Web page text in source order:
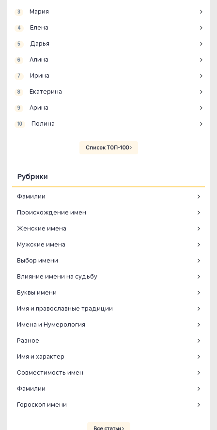
3 Мария
4 Елена
5 Дарья
6 Алина
7 Ирина
8 Екатерина
9 Арина
10 Полина
Список ТОП-100
Рубрики
Фамилии
Происхождение имен
Женские имена
Мужские имена
Выбор имени
Влияние имени на судьбу
Буквы имени
Имя и православные традиции
Имена и Нумерология
Разное
Имя и характер
Совместимость имен
Фамилии
Гороскоп имени